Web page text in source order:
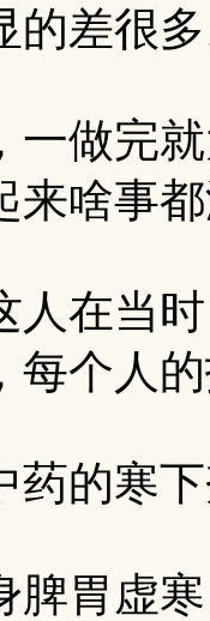
的差很
一做完
来啥事
人在当
每个人
药的寒
脾胃虚